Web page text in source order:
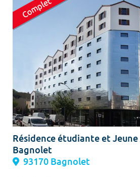
Résidence étudiante et Jeune
Bagnolet
93170 Bagnolet